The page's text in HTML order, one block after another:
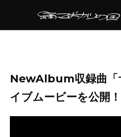
NewAlbum収録曲「
イブムービーを公開！